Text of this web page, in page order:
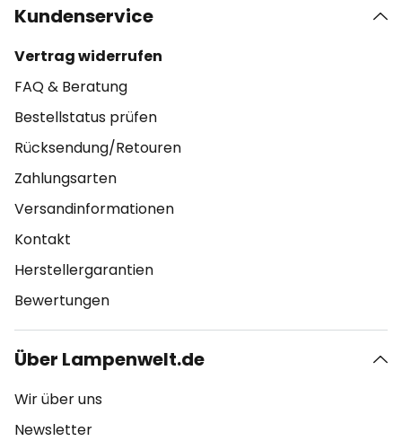
Kundenservice
Vertrag widerrufen
FAQ & Beratung
Bestellstatus prüfen
Rücksendung/Retouren
Zahlungsarten
Versandinformationen
Kontakt
Herstellergarantien
Bewertungen
Über Lampenwelt.de
Wir über uns
Newsletter